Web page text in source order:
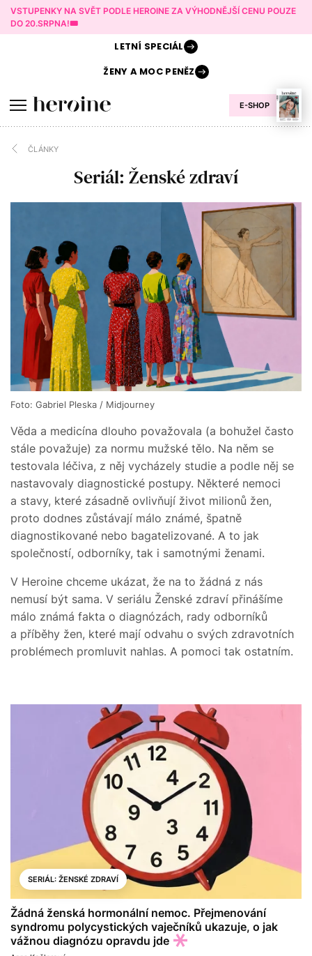
VSTUPENKY NA SVĚT PODLE HEROINE ZA VÝHODNĚJŠÍ CENU POUZE
DO 20.SRPNA!🎟️
E-SHOP
LETNÍ SPECIÁL
ŽENY AMOC PENĚZ
ČLÁNKY
Seriál: Ženské zdraví
Foto: Gabriel Pleska / Midjourney
Věda a medicína dlouho považovala (a bohužel často
stále považuje) za normu mužské tělo. Na něm se
testovala léčiva, z něj vycházely studie a podle něj se
nastavovaly diagnostické postupy. Některé nemoci
a stavy, které zásadně ovlivňují život milionů žen,
proto dodnes zůstávají málo známé, špatně
diagnostikované nebo bagatelizované. A to jak
společností, odborníky, tak i samotnými ženami.
V Heroine chceme ukázat, že na to žádná z nás
nemusí být sama. V seriálu Ženské zdraví přinášíme
málo známá fakta o diagnózách, rady odborníků
a příběhy žen, které mají odvahu o svých zdravotních
problémech promluvit nahlas. A pomoci tak ostatním.
SERIÁL: ŽENSKÉ ZDRAVÍ
Žádná ženská hormonální nemoc. Přejmenování
syndromu polycystických vaječníků ukazuje, o jak
vážnou diagnózu opravdu jde